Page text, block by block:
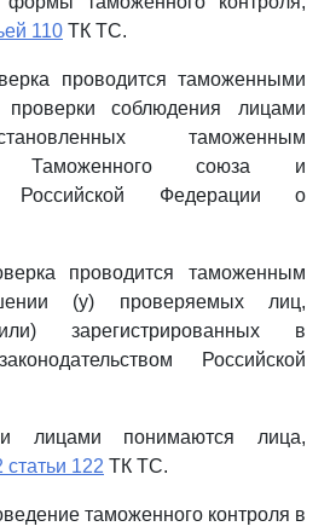
110 ТК ТС.
проводится таможенными
соблюдения лицами
таможенным
Таможенного союза и
Российской Федерации о
проводится таможенным
(у) проверяемых лиц,
зарегистрированных в
Российской
лицами понимаются лица,
статьи 122 ТК ТС.
таможенного контроля в